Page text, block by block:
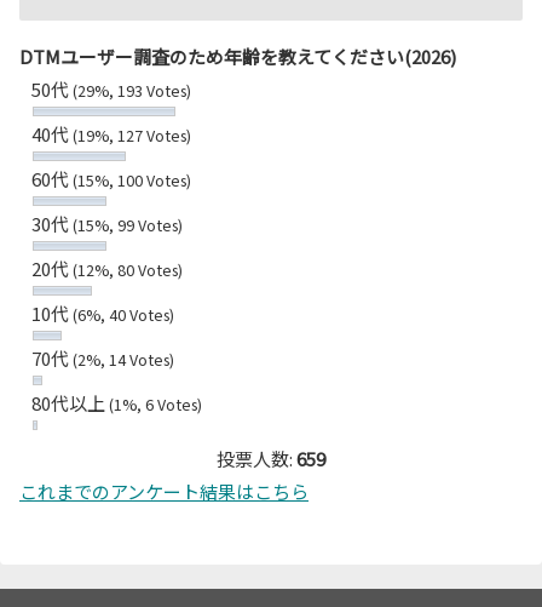
DTMユーザー調査のため年齢を教えてください(2026)
50代(29%, 193 Votes)
40代(19%, 127 Votes)
60代(15%, 100 Votes)
30代(15%, 99 Votes)
20代(12%, 80 Votes)
10代(6%, 40 Votes)
70代(2%, 14 Votes)
80代以上 (1%, 6 Votes)
投票人数:659
これまでのアンケート結果はこちら